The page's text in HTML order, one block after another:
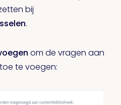
bij
.
om de vragen aan
te voegen: